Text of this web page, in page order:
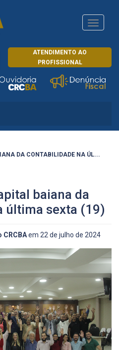
ATENDIMENTO AO
PROFISSIONAL
CRCRJ
DA CONTABILIDADE NA ÚL...
baiana da
última sexta (19)
CRCBAem 22 de julho de 2024